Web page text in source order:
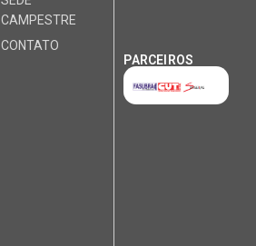
CAMPESTRE
CONTATO
PARCEIROS